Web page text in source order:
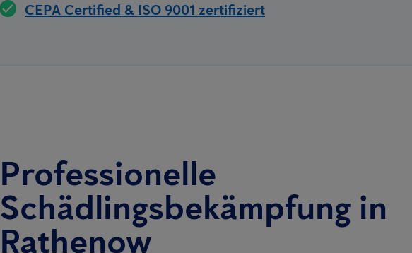
CEPA Certified & ISO 9001 zertifiziert
Professionelle
Schädlingsbekämpfung in
Rathenow